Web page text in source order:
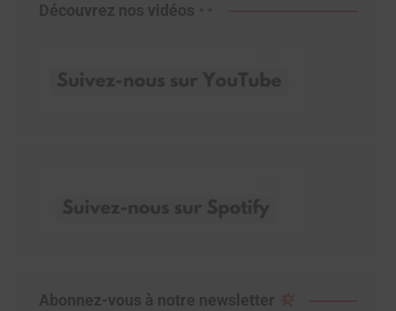
Découvrez nos vidéos
Abonnez-vous à notre newsletter